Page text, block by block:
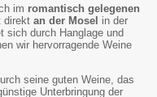
im romantisch gelegenen
direkt an der Mosel in der
sich durch Hanglage und
wir hervorragende Weine
seine guten Weine, das
Unterbringung der